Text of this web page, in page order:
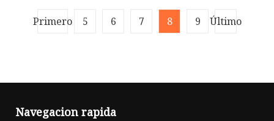
Primero 5 6 7 8 9 Último
Navegacion rapida